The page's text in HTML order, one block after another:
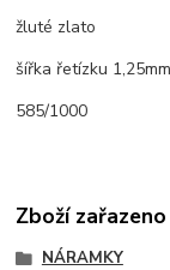
žluté zlato
šířka řetízku 1,25mm
585/1000
Zboží
NÁRAMKY